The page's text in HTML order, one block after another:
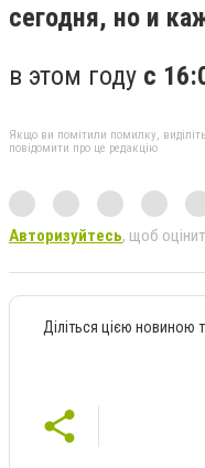
сегодня, но и
в этом году с
Якщо ви помітили помилку,
повідомити про це редакцію
Авторизуйтесь, щоб
Діліться цією новиною